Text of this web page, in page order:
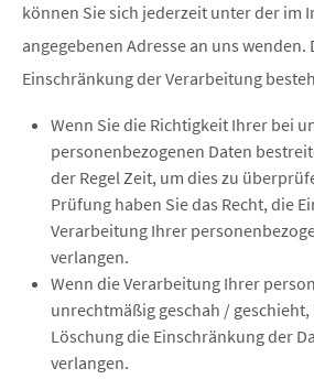
können Sie sich jederzeit unter der im
angegebenen Adresse an uns wenden.
Einschränkung der Verarbeitung
Wenn Sie die Richtigkeit Ihrer bei
personenbezogenen Daten
der Regel Zeit, um dies zu
Prüfung haben Sie das Recht, die
Verarbeitung Ihrer
verlangen.
Wenn die Verarbeitung Ihrer
unrechtmäßig geschah /
Löschung die Einschränkung der
verlangen.